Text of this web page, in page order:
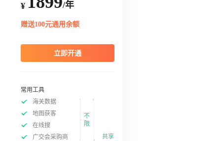
¥ /年
赠送100元通用余额
立即开通
常用工具
海关数据
地图获客
在线搜
广交会采购商
不
限
共享